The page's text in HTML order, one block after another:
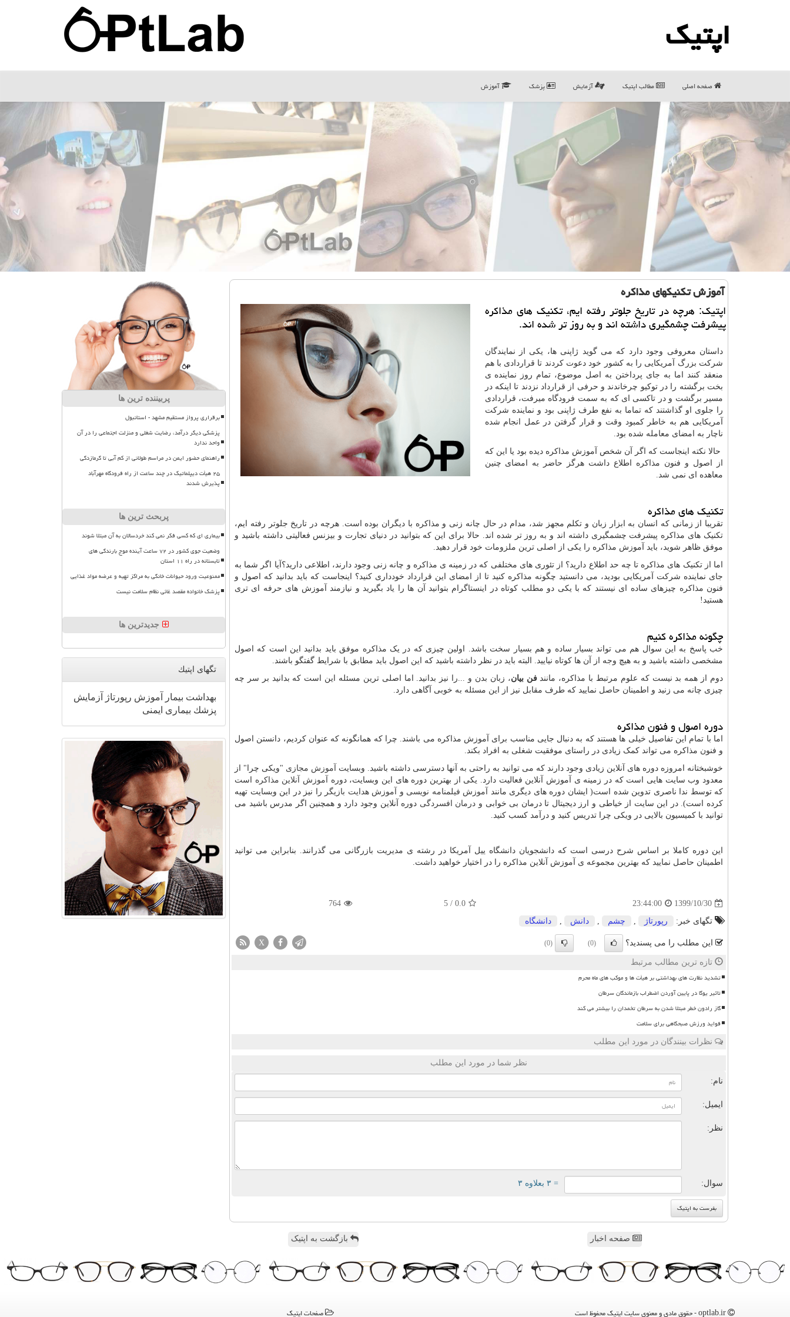
اپتیك
صفحه اصلی مطالب اپتیك آزمایش پزشک آموزش
آموزش تكنیكهای مذاكره
اپتیك: هرچه در تاریخ جلوتر رفته ایم، تكنیك های مذاكره
پیشرفت چشمگیری داشته اند و به روز تر شده اند.
داستان معروفی وجود دارد که می گوید ژاپنی ها، یکی از نمایندگان
شرکت بزرگ آمریکایی را به کشور خود دعوت کردند تا قراردادی با هم
منعقد کنند اما به جای پرداختن به اصل موضوع، تمام روز نماینده ی
بخت برگشته را در توکیو چرخاندند و حرفی از قرارداد نزدند تا اینکه در
مسیر برگشت و در تاکسی ای که به سمت فرودگاه میرفت، قراردادی
را جلوی او گذاشتند که تماما به نفع طرف ژاپنی بود و نماینده شرکت
آمریکایی هم به خاطر کمبود وقت و قرار گرفتن در عمل انجام شده
ناچار به امضای معامله شده بود.
حالا نکته اینجاست که اگر آن شخص آموزش مذاکره دیده بود یا این که
از اصول و فنون مذاکره اطلاع داشت هرگز حاضر به امضای چنین
معاهده ای نمی شد.
تکنیک های مذاکره
تقریبا از زمانی که انسان به ابزار زبان و تکلم مجهز شد، مدام در حال چانه زنی و مذاکره با دیگران بوده است. هرچه در تاریخ جلوتر رفته ایم،
تکنیک های مذاکره پیشرفت چشمگیری داشته اند و به روز تر شده اند. حالا برای این که بتوانید در دنیای تجارت و بیزنس فعالیتی داشته باشید و
موفق ظاهر شوید، باید آموزش مذاکره را یکی از اصلی ترین ملزومات خود قرار دهید.
اما از تکنیک های مذاکره تا چه حد اطلاع دارید؟ از تئوری های مختلفی که در زمینه ی مذاکره و چانه زنی وجود دارند، اطلاعی دارید؟آیا اگر شما به
جای نماینده شرکت آمریکایی بودید، می دانستید چگونه مذاکره کنید تا از امضای این قرارداد خودداری کنید؟ اینجاست که باید بدانید که اصول و
فنون مذاکره چیزهای ساده ای نیستند که با یکی دو مطلب کوتاه در اینستاگرام بتوانید آن ها را یاد بگیرید و نیازمند آموزش های حرفه ای تری
هستید!
چگونه مذاکره کنیم
خب پاسخ به این سوال هم می تواند بسیار ساده و هم بسیار سخت باشد. اولین چیزی که در یک مذاکره موفق باید بدانید این است که اصول
مشخصی داشته باشید و به هیچ وجه از آن ها کوتاه نیایید. البته باید در نظر داشته باشید که این اصول باید مطابق با شرایط گفتگو باشند.
دوم از همه بد نیست که علوم مرتبط با مذاکره، مانندفن بیان، زبان بدن و ...را نیز بدانید. اما اصلی ترین مسئله این است که بدانید بر سر چه
چیزی چانه می زنید و اطمینان حاصل نمایید که طرف مقابل نیز از این مسئله به خوبی آگاهی دارد.
دوره اصول و فنون مذاکره
اما با تمام این تفاصیل خیلی ها هستند که به دنبال جایی مناسب برای آموزش مذاکره می باشند. چرا که همانگونه که عنوان کردیم، دانستن اصول
و فنون مذاکره می تواند کمک زیادی در راستای موفقیت شغلی به افراد بکند.
خوشبختانه امروزه دوره های آنلاین زیادی وجود دارند که می توانید به راحتی به آنها دسترسی داشته باشید. وبسایت آموزش مجازی "ویکی چرا" از
معدود وب سایت هایی است که در زمینه ی آموزش آنلاین فعالیت دارد. یکی از بهترین دوره های این وبسایت، دوره آموزش آنلاین مذاکره است
که توسط ندا ناصری تدوین شده است( ایشان دوره های دیگری مانند آموزش فیلمنامه نویسی و آموزش هدایت بازیگر را نیز در این وبسایت تهیه
کرده است). در این سایت از خیاطی و ارز دیجیتال تا درمان بی خوابی و درمان افسردگی دوره آنلاین وجود دارد و همچنین اگر مدرس باشید می
توانید با کمیسیون بالایی در ویکی چرا تدریس کنید و درآمد کسب کنید.
این دوره کاملا بر اساس شرح درسی است که دانشجویان دانشگاه ییل آمریکا در رشته ی مدیریت بازرگانی می گذرانند. بنابراین می توانید
اطمینان حاصل نمایید که بهترین مجموعه ی آموزش آنلاین مذاکره را در اختیار خواهید داشت.
1399/10/30
23:44:00
0.0
/
5
764
تگهای خبر: رپورتاژ , چشم , دانش , دانشگاه
این مطلب را می پسندید؟ (0)
(0)
X
تازه ترین مطالب مرتبط
تشدید نظارت های بهداشتی بر هیأت ها و موکب های ماه محرم
تاثیر یوگا در پایین آوردن اضطراب بازماندگان سرطان
گاز رادون خطر مبتلا شدن به سرطان تخمدان را بیشتر می کند
فواید ورزش صبحگاهی برای سلامت
نظرات بینندگان در مورد این مطلب
نظر شما در مورد این مطلب
نام:
ایمیل:
نظر:
سوال: = ۳ بعلاوه ۳
پربیننده ترین ها
برقراری پرواز مستقیم مشهد - استانبول
پزشکی دیگر درآمد، رضایت شغلی و منزلت اجتماعی را در آن
واحد ندارد
راهنمای حضور ایمن در مراسم طولانی از کم آبی تا گرمازدگی
۲۵ هیأت دیپلماتیک در چند ساعت از راه فرودگاه مهرآباد
پذیرش شدند
پربحث ترین ها
بیماری ای که کسی فکر نمی کند خردسالان به آن مبتلا شوند
وضعیت جوی کشور در ۷۲ ساعت آینده موج بارندگی های
تابستانه در راه ۱۱ استان
ممنوعیت ورود حیوانات خانگی به مراکز تهیه و عرضه مواد غذایی
پزشک خانواده مقصد غائی نظام سلامت نیست
جدیدترین ها
تگهای اپتیك
بهداشت بیمار آموزش رپورتاژ
آزمایش
پزشك بیماری ایمنی
صفحه اخبار بازگشت به اپتیک
صفحات اپتیك